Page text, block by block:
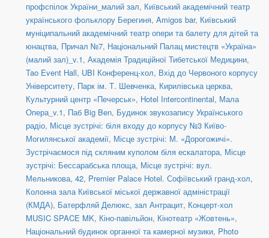
профспілок України_малий зал, Київський академічний театр
українського фольклору Берегиня, Amigos bar, Київський
муніципальний академічний театр опери та балету для дітей та
юнацтва, Причал №7, Національний Палац мистецтв «Україна»
(малий зал)_v.1, Академія Традиційної Тибетської Медицини,
Tao Event Hall, UBI Конференц-хол, Вхід до Червоного корпусу
Університету, Парк ім. Т. Шевченка, Кирилівська церква,
Культурний центр «Печерськ», Hotel Intercontinental, Мала
Опера_v.1, Паб Big Ben, Будинок звукозапису Українського
радіо, Місце зустрічі: біля входу до корпусу №3 Київо-
Могилянської академії, Місце зустрічі: М. «Дорогожичі».
Зустрічаємося під скляним куполом біля ескалатора, Місце
зустрічі: Бессарабська площа, Місце зустрічі: вул.
Мельникова, 42, Premier Palace Hotel. Софіївський гранд-хол,
Колонна зала Київської міської державної адміністрації
(КМДА), Батерфляй Делюкс, зал Антрацит, Концерт-хол
MUSIC SPACE MK, Кіно-павільйон, Кінотеатр «Жовтень»,
Національний будинок органної та камерної музики, Photo